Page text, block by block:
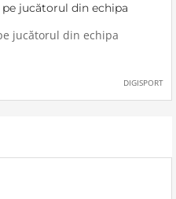
jucătorul din echipa
jucătorul din echipa
DIGISPORT